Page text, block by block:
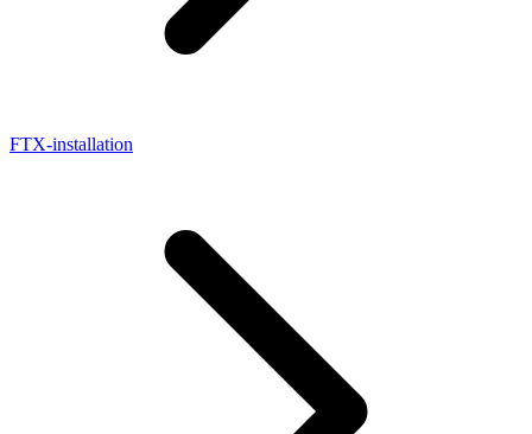
FTX-installation